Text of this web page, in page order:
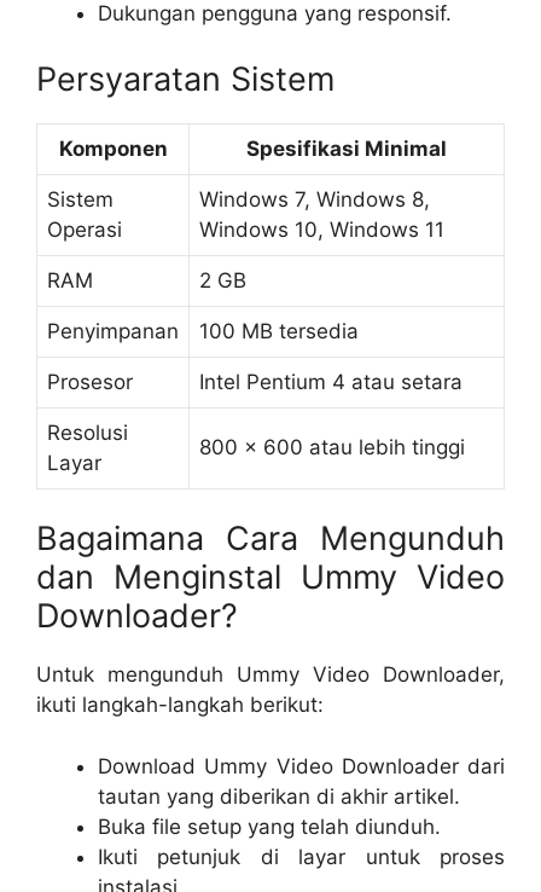
Dukungan pengguna yang responsif.
Persyaratan Sistem
Komponen Spesifikasi Minimal
Sistem
Operasi
Windows 7, Windows 8,
Windows 10, Windows 11
RAM 2 GB
Penyimpanan 100 MB tersedia
Prosesor Intel Pentium 4 atau setara
Resolusi
Layar
800 x 600 atau lebih tinggi
Bagaimana Cara Mengunduh
dan Menginstal Ummy Video
Downloader?
Untuk mengunduh Ummy Video Downloader,
ikuti langkah-langkah berikut:
Download Ummy Video Downloader dari
tautan yang diberikan di akhir artikel.
Buka file setup yang telah diunduh.
Ikuti petunjuk di layar untuk proses
instalasi.